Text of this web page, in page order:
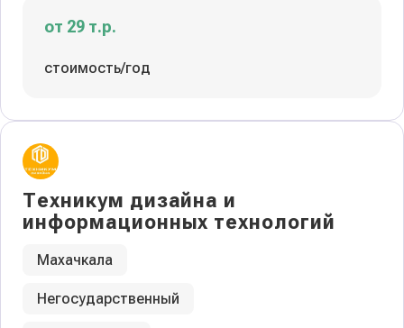
от 29 т.р.
стоимость/год
Техникум дизайна и
информационных технологий
Махачкала
Негосударственный